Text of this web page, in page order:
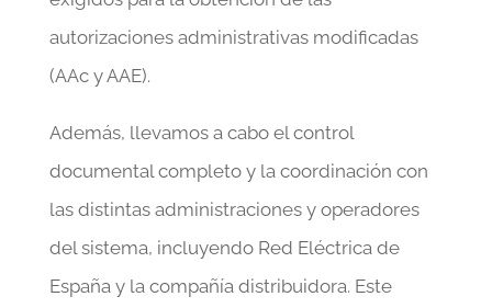
autorizaciones administrativas modificadas
(AAc y AAE).
Además, llevamos a cabo el control
documental completo y la coordinación con
las distintas administraciones y operadores
del sistema, incluyendo Red Eléctrica de
España y la compañía distribuidora. Este